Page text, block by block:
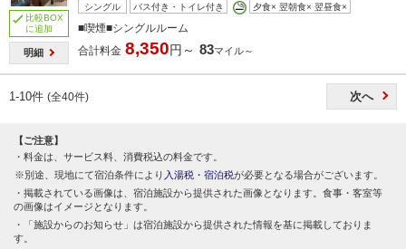
比較BOX
に追加
明細
シングル バス付き・トイレ付き 夕食× 翌朝食× 翌昼食×
■喫煙■シングルルーム
合計料金 8,350円～ 83マイル～
1-10件 (全40件) 次へ
【ご注意】
料金は、サービス料、消費税込の料金です。
別途、現地にて宿泊条件により 入湯税・宿泊税が必要となる場合がございます。
掲載されている画像は、宿泊施設から提供された画像となります。食事・客室等
の画像はイメージとなります。
「施設からのお知らせ」は宿泊施設から提供された情報を基に掲載しておりま
す。